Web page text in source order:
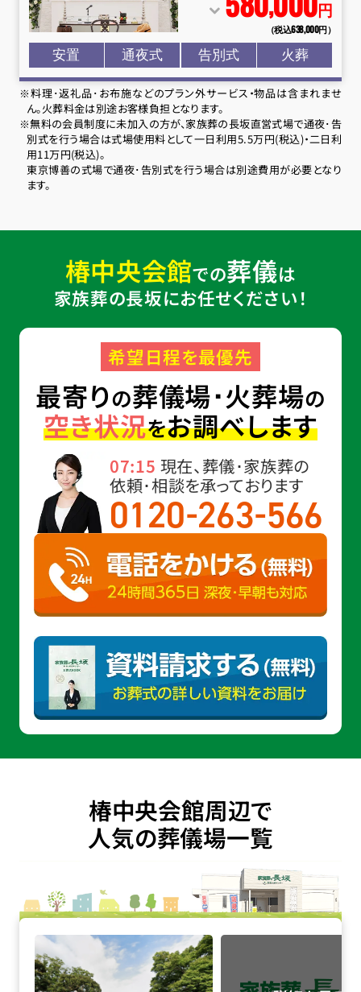
円
（税込638,000円）
安置 通夜式 告別式 火葬
※料理･返礼品･お布施などのプラン外サービス・物品は含まれませ
ん。火葬料金は別途お客様負担となります。
※無料の会員制度に未加入の方が、家族葬の長坂直営式場で通夜･告
別式を行う場合は式場使用料として一日利用5.5万円(税込)・二日利
用11万円(税込)。
東京博善の式場で通夜･告別式を行う場合は別途費用が必要となり
ます。
椿中央会館での葬儀は
家族葬の長坂にお任せください！
希望日程を最優先
最寄りの葬儀場･火葬場の
空き状況をお調べします
07:15 現在、葬儀･家族葬の
依頼･相談を承っております
0120-263-566
椿中央会館周辺で
人気の葬儀場一覧
瑞江葬儀所の詳細へ